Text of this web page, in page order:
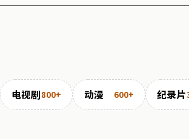
电视剧800+ 动漫 600+ 纪录片